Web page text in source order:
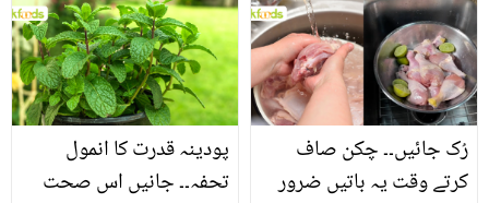
منرلز اور اینٹی آکسیڈنٹس
سے بھرپور اس سبزی کے
فائدے
بنانے کے چند قدرتی طریقے
پودینہ قدرت کا انمول
تحفہ۔۔ جانیں اس صحت
رُک جائیں۔۔ چکن صاف
کرتے وقت یہ باتیں ضرور